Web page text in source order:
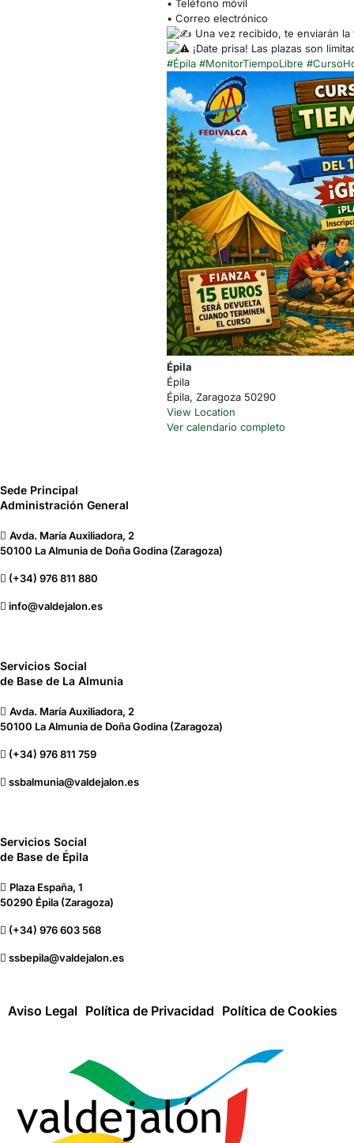
• Teléfono móvil
• Correo electrónico
Una vez recibido, te enviarán
¡Date prisa! Las plazas son
#Épila #MonitorTiempoLibre
Épila
Épila
Épila, Zaragoza 50290
View Location
Ver calendario completo
Sede Principal
Administración General
Avda. María Auxiliadora, 2
50100 La Almunia de Doña Godina (Zaragoza)
(+34) 976 811 880
info@valdejalon.es
Servicios Social
de Base de La Almunia
Avda. María Auxiliadora, 2
50100 La Almunia de Doña Godina (Zaragoza)
(+34) 976 811 759
ssbalmunia@valdejalon.es
Servicios Social
de Base de Épila
Plaza España, 1
50290 Épila (Zaragoza)
(+34) 976 603 568
ssbepila@valdejalon.es
Aviso Legal Política de Privacidad Política de Cookies